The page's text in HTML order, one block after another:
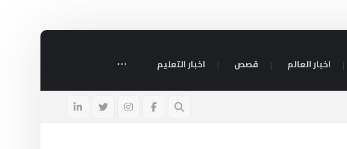
اخبار العالم قصص اخبار التعليم